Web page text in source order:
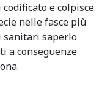
e colpisce
nelle fasce più
sanitari saperlo
a conseguenze